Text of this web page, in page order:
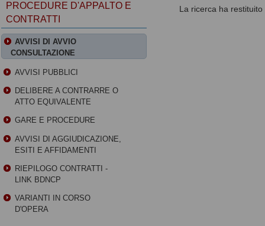
La ricerca ha restituito
PROCEDURE D'APPALTO E
CONTRATTI
AVVISI DI AVVIO
CONSULTAZIONE
AVVISI PUBBLICI
DELIBERE A CONTRARRE O
ATTO EQUIVALENTE
GARE E PROCEDURE
AVVISI DI AGGIUDICAZIONE,
ESITI E AFFIDAMENTI
RIEPILOGO CONTRATTI -
LINK BDNCP
VARIANTI IN CORSO
D'OPERA